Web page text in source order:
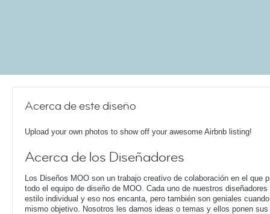
Acerca de este diseño
Upload your own photos to show off your awesome Airbnb listing!
Acerca de los Diseñadores
Los Diseños MOO son un trabajo creativo de colaboración en el que
todo el equipo de diseño de MOO. Cada uno de nuestros
estilo individual y eso nos encanta, pero también son geniales
mismo objetivo. Nosotros les damos ideas o temas y ellos ponen